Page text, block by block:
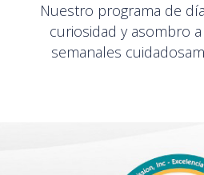
Nuestro programa de
curiosidad y asombro
semanales